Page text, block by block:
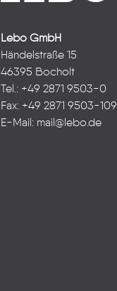
Lebo GmbH
Händelstraße 15
46395 Bocholt
Tel.: +49 2871 9503-0
Fax: +49 2871 9503-109
E-Mail: mail@lebo.de